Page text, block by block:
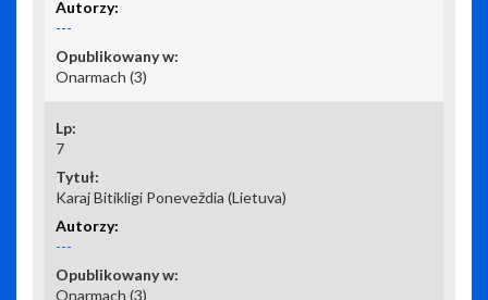
---
Onarmach (3)
7
Karaj Bitikligi Poneveždia (Lietuva)
---
Onarmach (3)